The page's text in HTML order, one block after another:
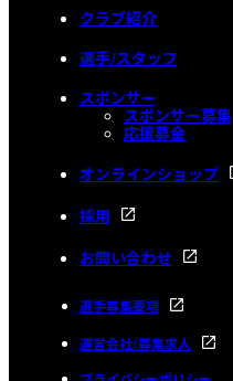
クラブ紹介
選手/スタッフ
スポンサー
スポンサー募集
応援募金
オンラインショップ
採用
お問い合わせ
選手募集要項
運営会社/募集求人